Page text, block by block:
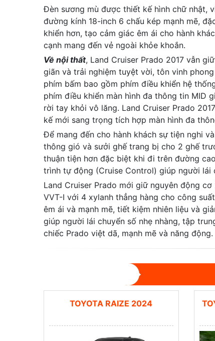
Đèn sương mù được thiết kế hình chữ nhật,
đường kính 18-inch 6 chấu kép mạnh mẽ,
khiển hơn, tạo cảm giác êm ái cho hành
cạnh mang đến vẻ ngoài khỏe khoắn.
Về nội thất, Land Cruiser Prado 2017 vẫn
giãn và trải nghiệm tuyệt vời, tôn vinh
phím bấm bao gồm phím điều khiển hệ
phím điều khiển màn hình đa thông tin MID
rời tay khỏi vô lăng. Land Cruiser Prado
kế mới sang trọng tích hợp màn hình đa
Để mang đến cho hành khách sự tiện nghi
thông gió và sưởi ghế trang bị cho 2 ghế
thuận tiện hơn đặc biệt khi đi trên đường
trình tự động (Cruise Control) giúp người
Land Cruiser Prado mới giữ nguyên động
VVT-I với 4 xylanh thẳng hàng cho công
êm ái và mạnh mẽ, tiết kiệm nhiên liệu và
giúp người lái chuyển số nhẹ nhàng, tập
chiếc Prado việt dã, mạnh mẽ và năng động.
TOYOTA RAIZE 2024